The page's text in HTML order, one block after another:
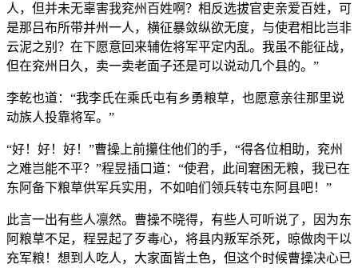
人，但并未无辜害我兖州百姓啊？相反选拔官吏亲爱百姓，可
是那吕布所带并州一人，横征暴敛纵欲无度，与使君相比岂非
云泥之别？在下愿意回来辅佐将军平定内乱。我虽不能征战，
但在兖州日久，卖一卖老面子还是可以说动几个县的。”
李乾也道：“我李氏在乘氏屯有乡勇粮草，也愿意亲往那里说
动族人投靠将军。”
“好！好！好！”曹操上前攥住他们的手，“得各位相助，兖州
之难岂能不平？”程昱插口道：“使君，此间窘困无粮，我已在
东阿备下粮草供军兵实用，不如咱们领兵转屯东阿县吧！”
此言一出有些人凛然。曹操不晓得，有些人可听说了，因为东
阿粮草不足，程昱起了歹毒心，将县内叛军杀死，晾做肉干以
充军粮！想到人吃人，大家面皆土色，但这个时候曹操决心已